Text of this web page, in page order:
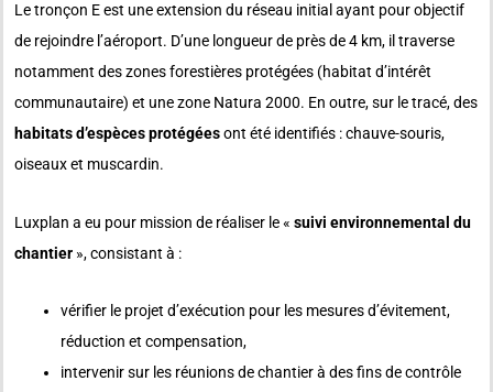
Le tronçon E est une extension du réseau initial ayant pour objectif
de rejoindre l’aéroport. D’une longueur de près de 4 km, il traverse
notamment des zones forestières protégées (habitat d’intérêt
communautaire) et une zone Natura 2000. En outre, sur le tracé, des
habitats d’espèces protégéesont été identifiés : chauve-souris,
oiseaux et muscardin.
Luxplan a eu pour mission de réaliser le « suivi environnemental du
chantier », consistant à :
vérifier le projet d’exécution pour les mesures d’évitement,
réduction et compensation,
intervenir sur les réunions de chantier à des fins de contrôle